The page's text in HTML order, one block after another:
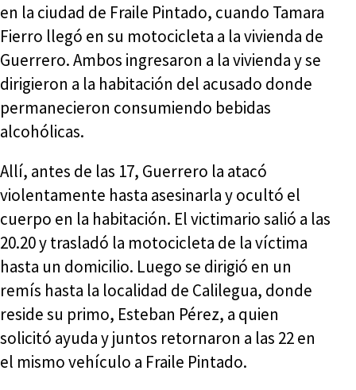
en la ciudad de Fraile Pintado, cuando Tamara
Fierro llegó en su motocicleta a la vivienda de
Guerrero. Ambos ingresaron a la vivienda y se
dirigieron a la habitación del acusado donde
permanecieron consumiendo bebidas
alcohólicas.
Allí, antes de las 17, Guerrero la atacó
violentamente hasta asesinarla y ocultó el
cuerpo en la habitación. El victimario salió a las
20.20 y trasladó la motocicleta de la víctima
hasta un domicilio. Luego se dirigió en un
remís hasta la localidad de Calilegua, donde
reside su primo, Esteban Pérez, a quien
solicitó ayuda y juntos retornaron a las 22 en
el mismo vehículo a Fraile Pintado.